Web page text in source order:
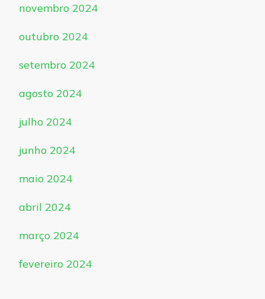
novembro 2024
outubro 2024
setembro 2024
agosto 2024
julho 2024
junho 2024
maio 2024
abril 2024
março 2024
fevereiro 2024